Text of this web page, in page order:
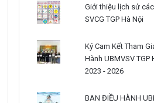
Giới thiệu lịch sử
SVCG TGP Hà Nội
Ký Cam Kết Tham
Hành UBMVSV TGP
2023 - 2026
BAN ĐIỀU HÀNH